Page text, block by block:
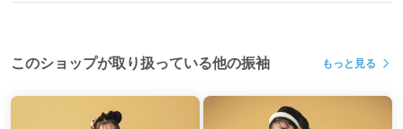
このショップが取り扱っている他の振袖 もっと見る